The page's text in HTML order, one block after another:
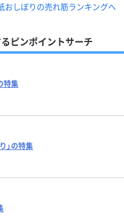
おしぼりの売れ筋ランキングへ
ピンポイントサーチ
特集
」の特集